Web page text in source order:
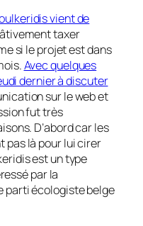
vient de
taxer
si le projet est dans
Avec quelques
dernier à discuter
sur le web et
fut très
D’abord car les
pas là pour lui cirer
est un type
par la
parti écologiste belge